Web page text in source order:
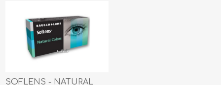
SOFLENS - NATURAL